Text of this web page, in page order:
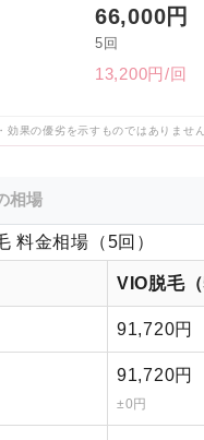
66,000円
5回
13,200円/回
果の優劣を示すものではありませ
相場
料金相場（5回）
VIO脱毛（
91,720円
91,720円
±0円